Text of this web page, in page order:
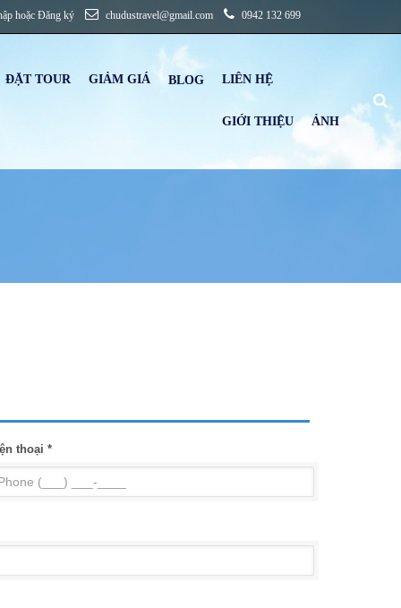
hoặc Đăng ký chudustravel@gmail.com 0942 132 699
ĐẶT TOUR GIẢM GIÁ BLOG LIÊN HỆ
GIỚI THIỆU ẢNH
thoại *